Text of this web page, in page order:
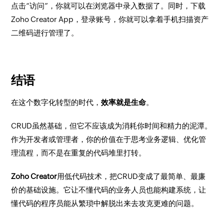
点击“访问”，你就可以在浏览器中录入数据了。同时，下载
Zoho Creator App，登录账号，你就可以拿着手机扫描资产
二维码进行管理了。
结语
在这个数字化转型的时代，效率就是生命。
CRUD虽然基础，但它不应该成为消耗你时间和精力的泥潭。
作为开发者或管理者，你的价值在于思考业务逻辑、优化管
理流程，而不是在重复的代码堆里打转。
Zoho Creator用低代码技术，把CRUD变成了最简单、最廉
价的基础设施。它让不懂代码的业务人员也能构建系统，让
懂代码的程序员能从繁琐中解脱出来去攻克更难的问题。